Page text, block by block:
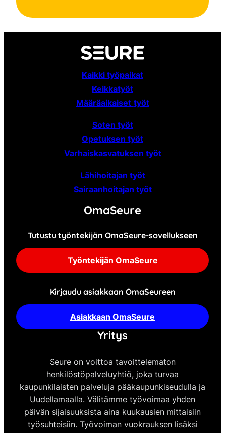
Kaikki työpaikat
Keikkatyöt
Määräaikaiset työt
Soten työt
Opetuksen työt
Varhaiskasvatuksen työt
Lähihoitajan työt
Sairaanhoitajan työt
OmaSeure
Tutustu työntekijän OmaSeure-sovellukseen
Työntekijän OmaSeure
Kirjaudu asiakkaan OmaSeureen
Asiakkaan OmaSeure
Yritys
Seure on voittoa tavoittelematon
henkilöstöpalveluyhtiö, joka turvaa
kaupunkilaisten palveluja pääkaupunkiseudulla ja
Uudellamaalla. Välitämme työvoimaa yhden
päivän sijaisuuksista aina kuukausien mittaisiin
työsuhteisiin. Työvoiman vuokrauksen lisäksi